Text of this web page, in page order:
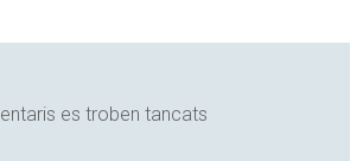
es troben tancats